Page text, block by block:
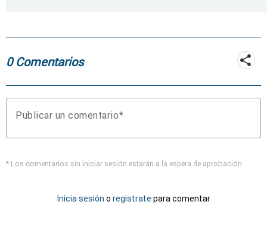
0 Comentarios
Publicar un comentario
* Los comentarios sin iniciar sesión estarán a la espera de aprobación
Inicia sesión o registrate para comentar